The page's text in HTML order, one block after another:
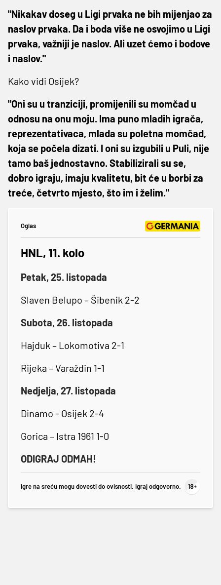
"Nikakav doseg u Ligi prvaka ne bih mijenjao za
naslov prvaka. Da i boda više ne osvojimo u Ligi
prvaka, važniji je naslov. Ali uzet ćemo i bodove
i naslov."
Kako vidi Osijek?
"Oni su u tranziciji, promijenili su momčad u
odnosu na onu moju. Ima puno mladih igrača,
reprezentativaca, mlada su poletna momčad,
koja se počela dizati. I oni su izgubili u Puli, nije
tamo baš jednostavno. Stabilizirali su se,
dobro igraju, imaju kvalitetu, bit će u borbi za
treće, četvrto mjesto, što im i želim."
Oglas
HNL, 11. kolo
Petak, 25. listopada
Slaven Belupo – Šibenik 2-2
Subota, 26. listopada
Hajduk – Lokomotiva 2-1
Rijeka – Varaždin 1-1
Nedjelja, 27. listopada
Dinamo - Osijek 2-4
Gorica – Istra 1961 1-0
ODIGRAJ ODMAH!
Igre na sreću mogu dovesti do ovisnosti. Igraj odgovorno.